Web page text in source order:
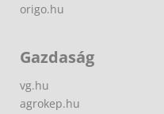
origo.hu
Gazdaság
vg.hu
agrokep.hu